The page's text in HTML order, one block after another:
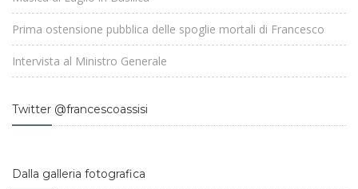
Prima ostensione pubblica delle spoglie mortali di Francesco
Intervista al Ministro Generale
Twitter @francescoassisi
Dalla galleria fotografica